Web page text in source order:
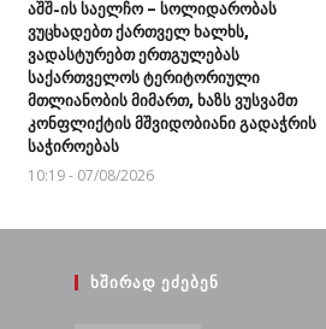
აშშ-ის საელჩო – სოლიდარობას
ვუცხადებთ ქართველ ხალხს,
ვადასტურებთ ერთგულებას
საქართველოს ტერიტორიული
მთლიანობის მიმართ, ხაზს ვუსვამთ
კონფლიქტის მშვიდობიანი გადაჭრის
საჭიროებას
10:19 - 07/08/2026
ᲮᲨᲘᲠᲐᲓ ᲔᲫᲔᲑᲔᲜ